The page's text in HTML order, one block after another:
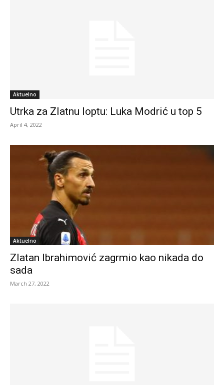
Aktuelno
Utrka za Zlatnu loptu: Luka Modrić u top 5
April 4, 2022
Aktuelno
Zlatan Ibrahimović zagrmio kao nikada do
sada
March 27, 2022